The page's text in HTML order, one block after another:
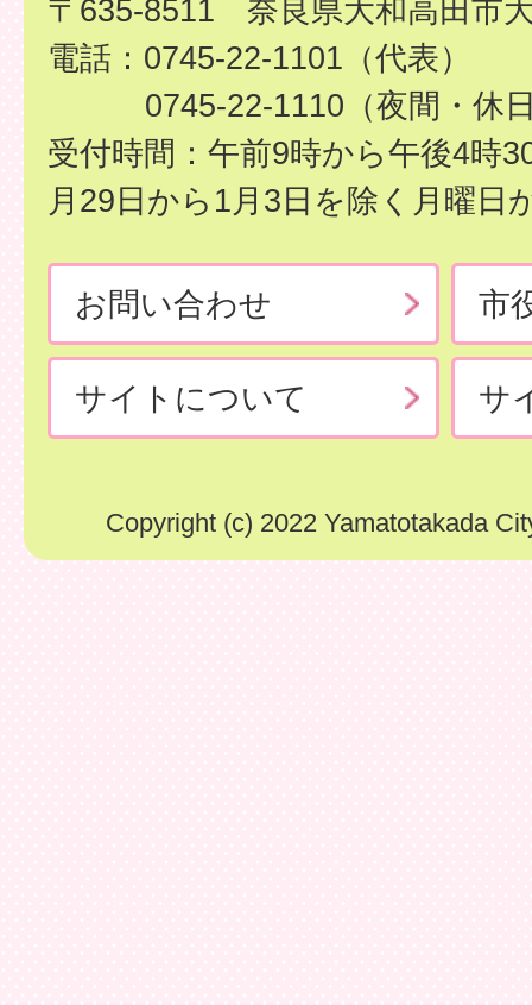
〒635-8511 奈良県大和高田市
電話：0745-22-1101（代表）
0745-22-1110（夜間・休
受付時間：午前9時から午後4時
月29日から1月3日を除く月曜日
お問い合わせ 市
サイトについて サ
Copyright (c) 2022 Yamatotakada